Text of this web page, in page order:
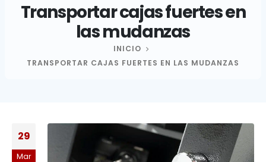
Transportar cajas fuertes en
las mudanzas
INICIO
TRANSPORTAR CAJAS FUERTES EN LAS MUDANZAS
29
Mar